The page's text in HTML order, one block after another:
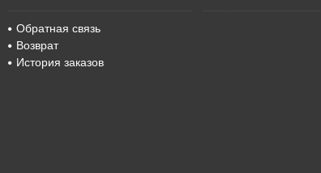
Обратная связь
Возврат
История заказов